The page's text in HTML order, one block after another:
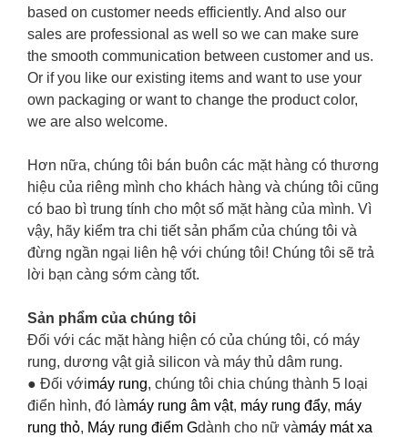
based on customer needs efficiently. And also our
sales are professional as well so we can make sure
the smooth communication between customer and us.
Or if you like our existing items and want to use your
own packaging or want to change the product color,
we are also welcome.
Hơn nữa, chúng tôi bán buôn các mặt hàng có thương
hiệu của riêng mình cho khách hàng và chúng tôi cũng
có bao bì trung tính cho một số mặt hàng của mình. Vì
vậy, hãy kiểm tra chi tiết sản phẩm của chúng tôi và
đừng ngần ngại liên hệ với chúng tôi! Chúng tôi sẽ trả
lời bạn càng sớm càng tốt.
Sản phẩm của chúng tôi
Đối với các mặt hàng hiện có của chúng tôi, có máy
rung, dương vật giả silicon và máy thủ dâm rung.
● Đối vớimáy rung, chúng tôi chia chúng thành 5 loại
điển hình, đó làmáy rung âm vật, máy rung đẩy, máy
rung thỏ, Máy rung điểm Gdành cho nữ vàmáy mát xa